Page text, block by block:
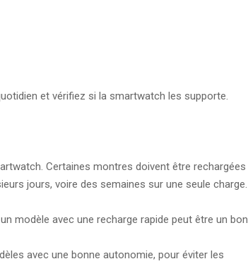
et vérifiez si la smartwatch les supporte.
Certaines montres doivent être rechargées
jours, voire des semaines sur une seule charge.
modèle avec une recharge rapide peut être un bon
avec une bonne autonomie, pour éviter les